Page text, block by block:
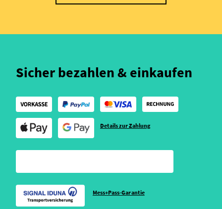
Sicher bezahlen & einkaufen
Details zur Zahlung
Mess+Pass-Garantie